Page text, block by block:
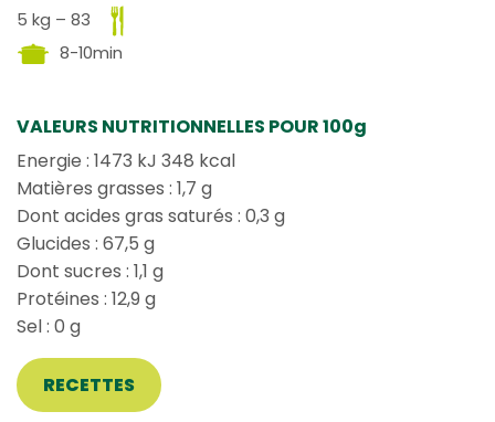
5 kg – 83
8-10min
VALEURS NUTRITIONNELLES POUR 100g
Energie : 1473 kJ 348 kcal
Matières grasses : 1,7 g
Dont acides gras saturés : 0,3 g
Glucides : 67,5 g
Dont sucres : 1,1 g
Protéines : 12,9 g
Sel : 0 g
RECETTES